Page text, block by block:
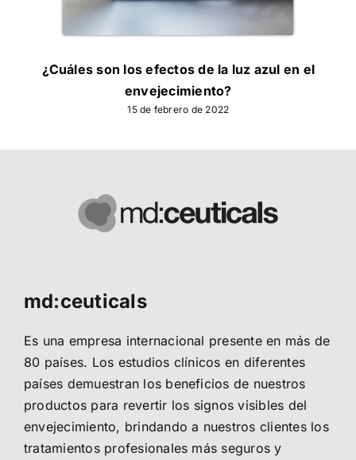
¿Cuáles son los efectos de la luz azul en el
envejecimiento?
15 de febrero de 2022
md:ceuticals
Es una empresa internacional presente en más de
80 países. Los estudios clínicos en diferentes
países demuestran los beneficios de nuestros
productos para revertir los signos visibles del
envejecimiento, brindando a nuestros clientes los
tratamientos profesionales más seguros y